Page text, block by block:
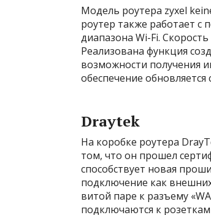
Модель роутера zyxel
роутер также работает
диапазона Wi-Fi.
Реализована функция
возможности получения
обеспечение
Draytek
На коробке роутера
том, что он прошел
способствует новая
подключение как
витой паре к разъему
подключаются к